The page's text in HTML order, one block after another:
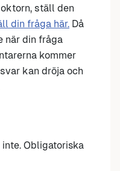
ställ den
din fråga här. Då
när din fråga
kommer
kan dröja och
Obligatoriska